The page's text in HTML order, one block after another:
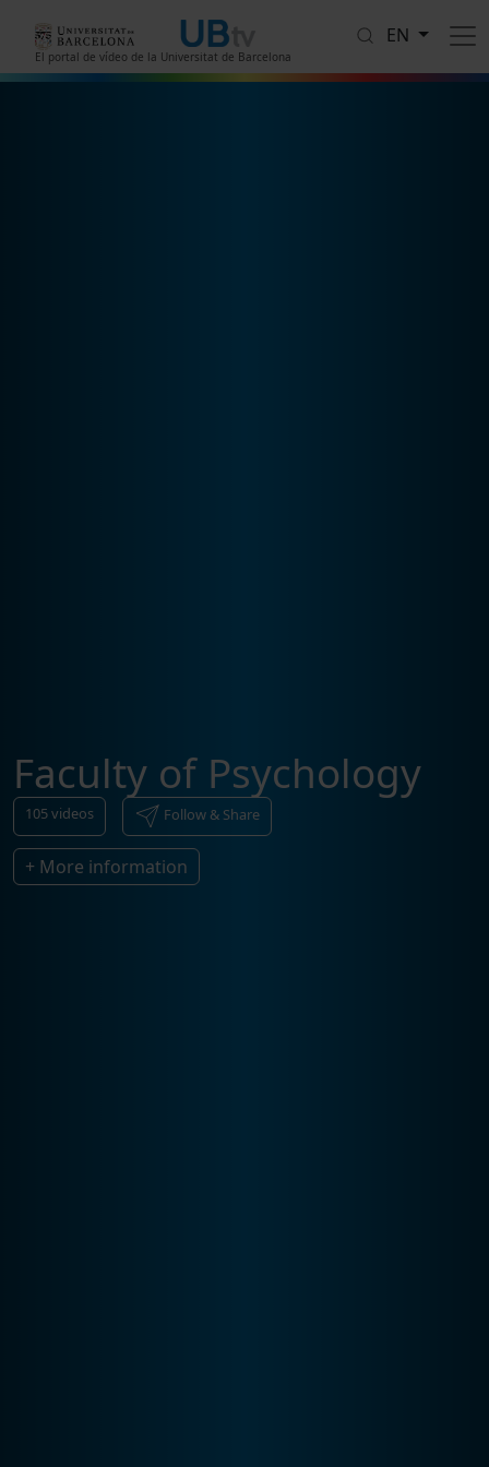
El portal de vídeo de la Universitat de Barcelona
EN
Faculty of Psychology
105videos Follow & Share
+ More information